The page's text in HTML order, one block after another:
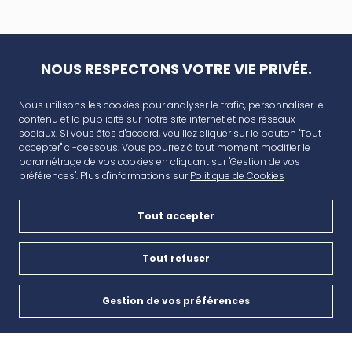
AVANT CAP
Plan de campagne, CD6, 13480 Cabriès
Nous contacter
04 42 46 65 35
NOUS RESPECTONS VOTRE VIE PRIVÉE.
Nous utilisons les cookies pour analyser le trafic, personnaliser le
contenu et la publicité sur notre site internet et nos réseaux
sociaux. Si vous êtes d'accord, veuillez cliquer sur le bouton "Tout
accepter" ci-dessous. Vous pourrez à tout moment modifier le
paramétrage de vos cookies en cliquant sur "Gestion de vos
préférences". Plus d'informations surPolitique de Cookies
Tout accepter
Tout refuser
Gestion de vos préférences